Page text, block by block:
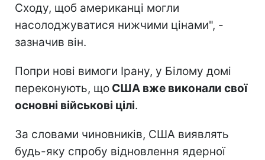
Сходу, щоб американці могли
насолоджуватися нижчими цінами", -
зазначив він.
Попри нові вимоги Ірану, у Білому домі
переконують, що США вже виконали свої
основні військові цілі.
За словами чиновників, США виявлять
будь-яку спробу відновлення ядерної